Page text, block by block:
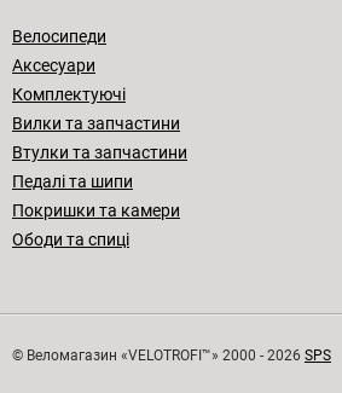
Велосипеди
Аксесуари
Комплектуючі
Вилки та запчастини
Втулки та запчастини
Педалі та шипи
Покришки та камери
Ободи та спиці
© Веломагазин «VELOTROFI™» 2000 - 2026 SPS